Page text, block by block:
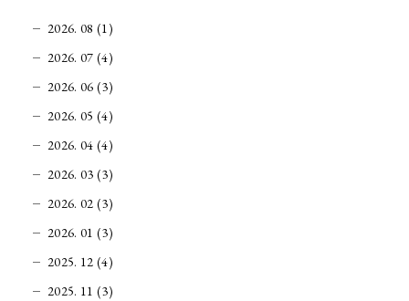
2026. 08 (1)
2026. 07 (4)
2026. 06 (3)
2026. 05 (4)
2026. 04 (4)
2026. 03 (3)
2026. 02 (3)
2026. 01 (3)
2025. 12 (4)
2025. 11 (3)